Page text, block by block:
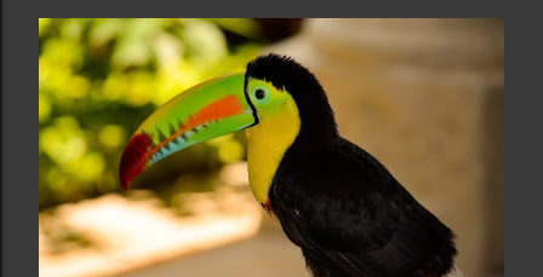
t
r
a
d
a
s